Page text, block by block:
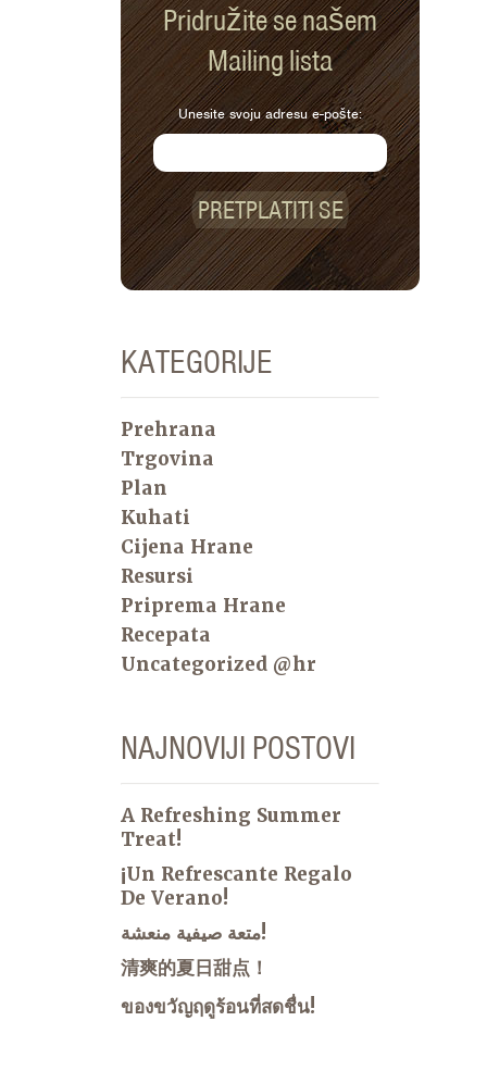
Pridružite se našem
Mailing lista
Unesite svoju adresu e-pošte:
PRETPLATITI SE
KATEGORIJE
Prehrana
Trgovina
Plan
Kuhati
Cijena Hrane
Resursi
Priprema Hrane
Recepata
Uncategorized @hr
NAJNOVIJI POSTOVI
A Refreshing Summer
Treat!
¡Un Refrescante Regalo
De Verano!
متعة صيفية منعشة!
清爽的夏日甜点！
ของขวัญฤดูร้อนที่สดชื่น!